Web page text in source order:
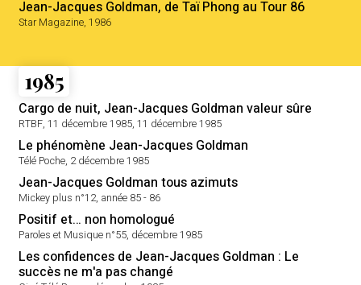
Jean-Jacques Goldman, de Taï Phong au Tour 86
Star Magazine, 1986
1985
Cargo de nuit, Jean-Jacques Goldman valeur sûre
RTBF, 11 décembre 1985, 11 décembre 1985
Le phénomène Jean-Jacques Goldman
Télé Poche, 2 décembre 1985
Jean-Jacques Goldman tous azimuts
Mickey plus n°12, année 85 - 86
Positif et… non homologué
Paroles et Musique n°55, décembre 1985
Les confidences de Jean-Jacques Goldman : Le
succès ne m'a pas changé